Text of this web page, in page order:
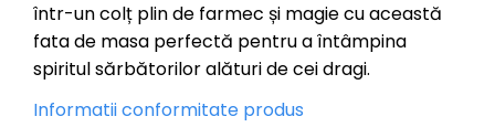
într-un colț plin de farmec și magie cu această
fata de masa perfectă pentru a întâmpina
spiritul sărbătorilor alături de cei dragi.
Informatii conformitate produs